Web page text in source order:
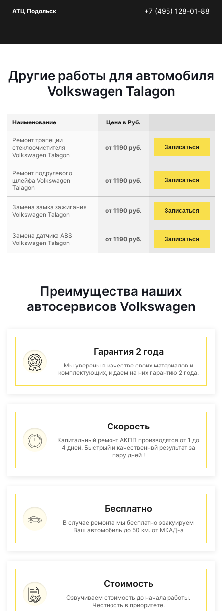
АТЦ Подольск +7 (495) 128-01-88
Другие работы для автомобиля
Volkswagen Talagon
Наименование Цена в Руб.
Ремонт трапеции
стеклоочистителя
Volkswagen Talagon
от 1190 руб. Записаться
Ремонт подрулевого
шлейфа Volkswagen
Talagon
от 1190 руб. Записаться
Замена замка зажигания
Volkswagen Talagon
от 1190 руб. Записаться
Замена датчика ABS
Volkswagen Talagon
от 1190 руб. Записаться
Преимущества наших
автосервисов Volkswagen
Гарантия 2 года
Мы уверены в качестве своих материалов и
комплектующих, и даем на них гарантию 2 года.
Скорость
Капитальный ремонт АКПП производится от 1 до
4 дней. Быстрый и качественнвй результат за
пару дней !
Бесплатно
В случае ремонта мы бесплатно эвакуируем
Ваш автомобиль до 50 км. от МКАД-а
Стоимость
Озвучиваем стоимость до начала работы.
Честность в приоритете.